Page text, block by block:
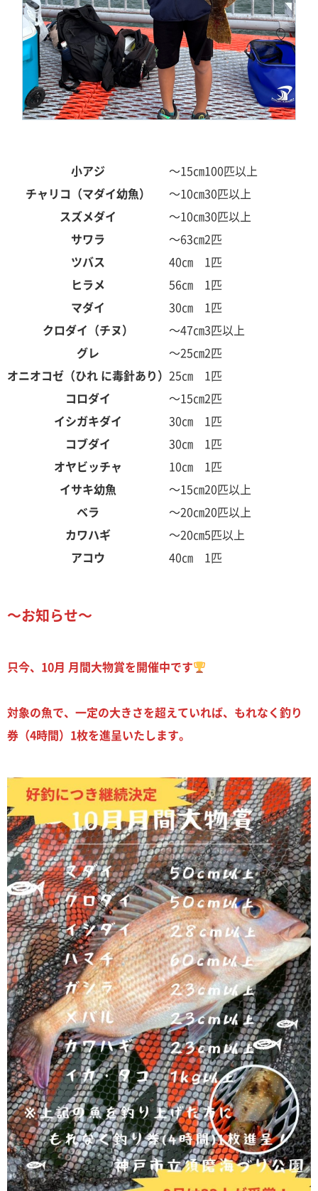
小アジ ～15㎝100匹以上
チャリコ（マダイ幼魚）
～10㎝30匹以上
スズメダイ
～10㎝30匹以上
サワラ
～63㎝2匹
ツバス
40㎝
1匹
ヒラメ
56㎝
1匹
マダイ
30㎝
1匹
クロダイ（チヌ）
～47㎝3匹以上
グレ
～25㎝2匹
オニオコゼ（ひれ に毒針あり） 25㎝
1匹
コロダイ
～15㎝2匹
イシガキダイ
30㎝
1匹
コブダイ
30㎝
1匹
オヤビッチャ
10㎝
1匹
イサキ幼魚
～15㎝20匹以上
ベラ
～20㎝20匹以上
カワハギ
～20㎝5匹以上
アコウ
40㎝ 1匹
～お知らせ～
只今、10月 月間大物賞を開催中です
対象の魚で、一定の大きさを超えていれば、もれなく釣り
券（4時間）1枚を進呈いたします。